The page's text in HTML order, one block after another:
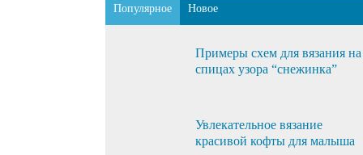
Популярное Новое
Примеры схем для вязания на
спицах узора “снежинка”
Увлекательное вязание
красивой кофты для малыша